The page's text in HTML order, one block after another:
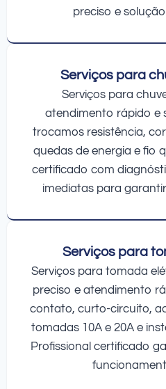
preciso e
Serviços para
Serviços para
atendimento rápido e
trocamos resistência,
quedas de energia e fio
certificado com
imediatas para
Serviços para
Serviços para tomada
preciso e atendimento
contato, curto-circuito,
tomadas 10A e 20A e
Profissional certificado